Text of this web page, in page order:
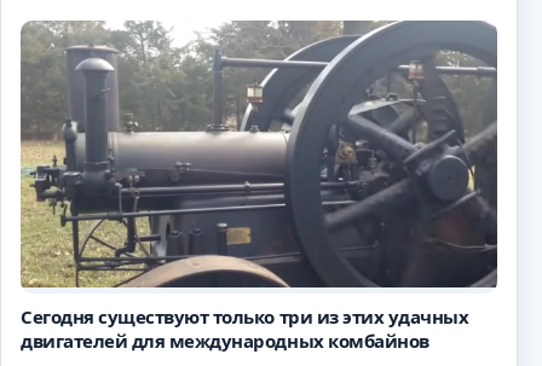
Сегодня существуют только три из этих удачных
двигателей для международных комбайнов